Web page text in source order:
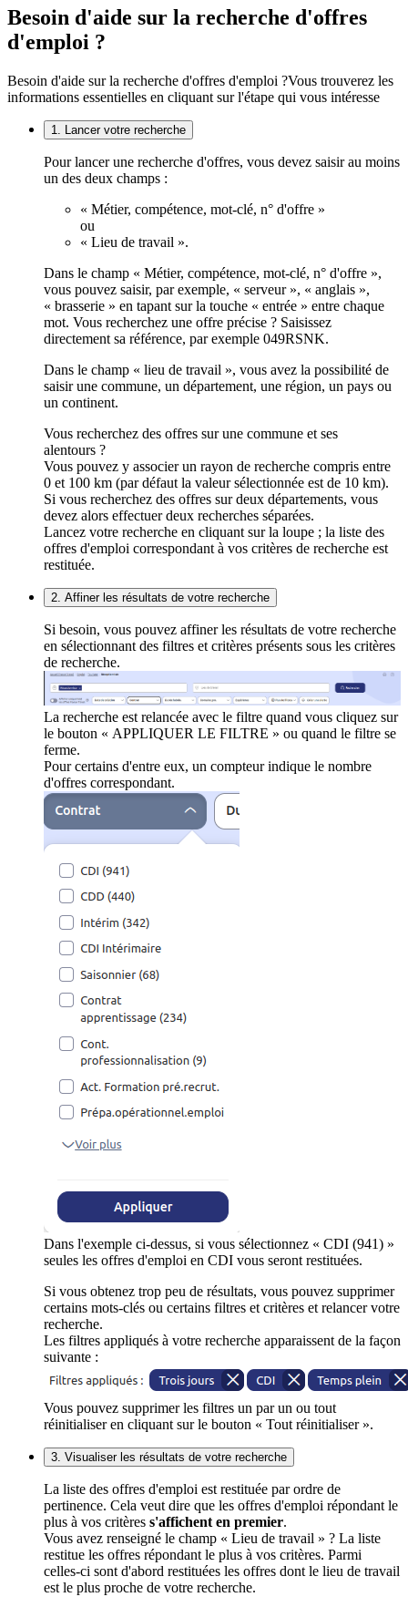
Besoin d'aide sur la recherche d'offres
d'emploi ?
Besoin d'aide sur la recherche d'offres d'emploi ?Vous trouverez les
informations essentielles en cliquant sur l'étape qui vous intéresse
1. Lancer votre recherche
Pour lancer une recherche d'offres, vous devez saisir au moins
un des deux champs :
« Métier, compétence, mot-clé, n° d'offre »
ou
« Lieu de travail ».
Dans le champ « Métier, compétence, mot-clé, n° d'offre »,
vous pouvez saisir, par exemple, « serveur », « anglais »,
« brasserie » en tapant sur la touche « entrée » entre chaque
mot. Vous recherchez une offre précise ? Saisissez
directement sa référence, par exemple 049RSNK.
Dans le champ « lieu de travail », vous avez la possibilité de
saisir une commune, un département, une région, un pays ou
un continent.
Vous recherchez des offres sur une commune et ses
alentours ?
Vous pouvez y associer un rayon de recherche compris entre
0 et 100 km (par défaut la valeur sélectionnée est de 10 km).
Si vous recherchez des offres sur deux départements, vous
devez alors effectuer deux recherches séparées.
Lancez votre recherche en cliquant sur la loupe ; la liste des
offres d'emploi correspondant à vos critères de recherche est
restituée.
2. Affiner les résultats de votre recherche
Si besoin, vous pouvez affiner les résultats de votre recherche
en sélectionnant des filtres et critères présents sous les critères
de recherche.
La recherche est relancée avec le filtre quand vous cliquez sur
le bouton « APPLIQUER LE FILTRE » ou quand le filtre se
ferme.
Pour certains d'entre eux, un compteur indique le nombre
d'offres correspondant.
Dans l'exemple ci-dessus, si vous sélectionnez « CDI (941) »
seules les offres d'emploi en CDI vous seront restituées.
Si vous obtenez trop peu de résultats, vous pouvez supprimer
certains mots-clés ou certains filtres et critères et relancer votre
recherche.
Les filtres appliqués à votre recherche apparaissent de la façon
suivante :
Vous pouvez supprimer les filtres un par un ou tout
réinitialiser en cliquant sur le bouton « Tout réinitialiser ».
3. Visualiser les résultats de votre recherche
La liste des offres d'emploi est restituée par ordre de
pertinence. Cela veut dire que les offres d'emploi répondant le
plus à vos critères s'affichent en premier.
Vous avez renseigné le champ « Lieu de travail » ? La liste
restitue les offres répondant le plus à vos critères. Parmi
celles-ci sont d'abord restituées les offres dont le lieu de travail
est le plus proche de votre recherche.